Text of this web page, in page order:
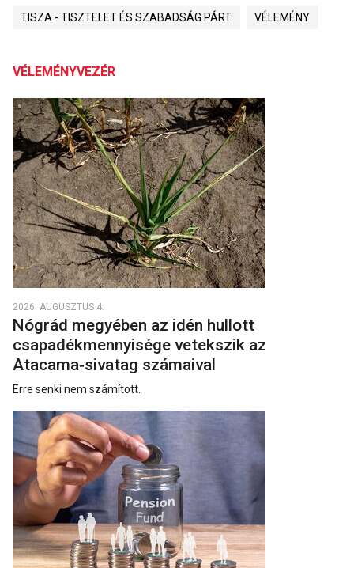
TISZA - TISZTELET ÉS SZABADSÁG PÁRT VÉLEMÉNY
VÉLEMÉNYVEZÉR
2026. AUGUSZTUS 4.
Nógrád megyében az idén hullott
csapadékmennyisége vetekszik az
Atacama‑sivatag számaival
Erre senki nem számított.